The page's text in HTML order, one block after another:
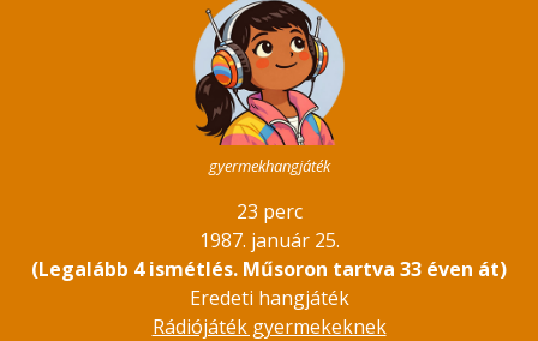
gyermekhangjáték
23 perc
1987. január 25.
(Legalább 4 ismétlés. Műsoron tartva 33 éven át)
Eredeti hangjáték
Rádiójáték gyermekeknek